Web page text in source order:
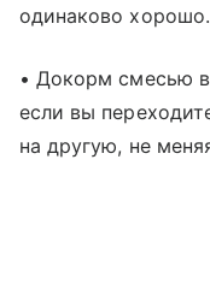
одинаково хорошо.
• Докорм смесью
если вы
на другую, не